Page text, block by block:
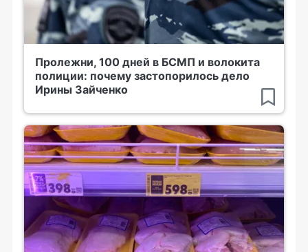
Пролежни, 100 дней в БСМП и волокита
полиции: почему застопорилось дело
Ирины Зайченко